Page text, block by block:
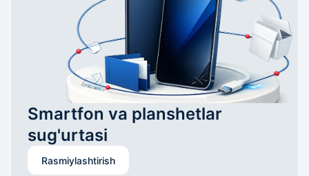
Smartfon va planshetlar
sug'urtasi
Rasmiylashtirish